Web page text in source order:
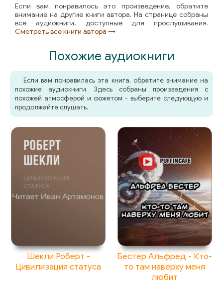
Если вам понравилось это произведение, обратите
внимание на другие книги автора. На странице собраны
все аудиокниги, доступные для прослушивания.
Смотреть все книги автора →
Похожие аудиокниги
Если вам понравилась эта книга, обратите внимание на
похожие аудиокниги. Здесь собраны произведения с
похожей атмосферой и сюжетом - выберите следующую и
продолжайте слушать.
Шекли Роберт -
Цивилизация статуса
Бестер Альфред - Кто-
то там наверху меня
любит